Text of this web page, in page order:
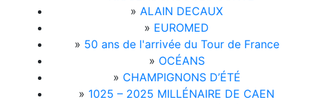
» ALAIN DECAUX
» EUROMED
» 50 ans de l'arrivée du Tour de France
» OCÉANS
» CHAMPIGNONS D’ÉTÉ
» 1025 – 2025 MILLÉNAIRE DE CAEN